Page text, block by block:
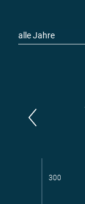
alle Jahre
300